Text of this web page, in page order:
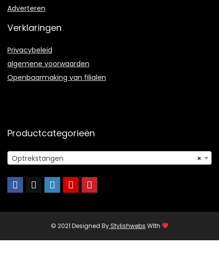
Adverteren
Verklaringen
Privacybeleid
algemene voorwaarden
Openbaarmaking van filialen
Productcategorieën
×
Optrekstangen
© 2021 Designed ByStylishwebs WIth